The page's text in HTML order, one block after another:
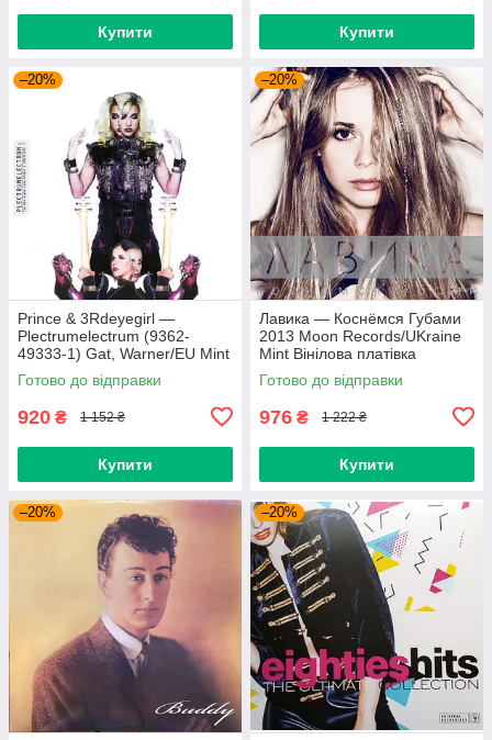
Купити Купити
–20%
Prince & 3Rdeyegirl —
Plectrumelectrum (9362-
49333-1) Gat, Warner/EU Mint
Вінілова платівка (art.220362)
Готово до відправки
920 ₴ 1 152 ₴
Купити
–20%
Лавика — Коснёмся Губами
2013 Moon Records/UKraine
Mint Вінілова платівка
(art.221702)
Готово до відправки
976 ₴ 1 222 ₴
Купити
–20% –20%